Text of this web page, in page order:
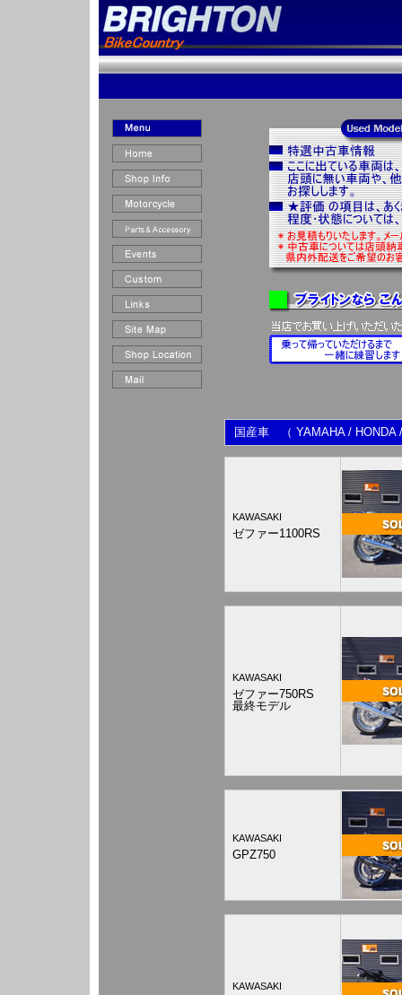
国産車 （ YAMAHA / HONDA
KAWASAKI
ゼファー1100RS
KAWASAKI
ゼファー750RS
最終モデル
KAWASAKI
GPZ750
KAWASAKI